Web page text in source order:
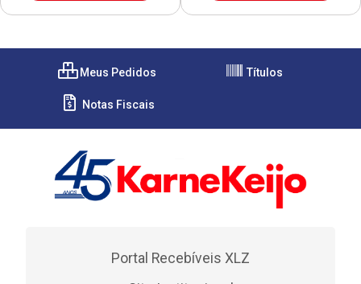
Meus Pedidos Títulos
Notas Fiscais
Portal Recebíveis XLZ